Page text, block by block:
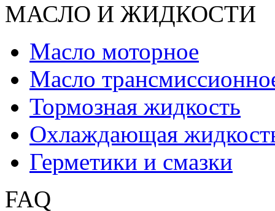
МАСЛО И ЖИДКОCТИ
Масло моторное
Масло
Тормозная жидкость
Охлаждающая
Герметики и смазки
FAQ